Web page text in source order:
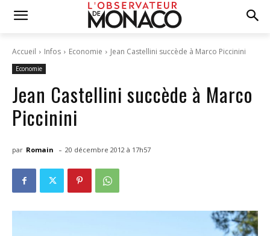
Accueil Infos Economie Jean Castellini succède à Marco Piccinini
Economie
Jean Castellini succède à Marco
Piccinini
par Romain - 20 décembre 2012 à 17h57